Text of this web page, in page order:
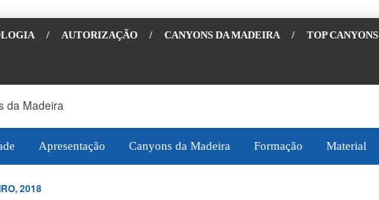
/ AUTORIZAÇÃO / CANYONS DA MADEIRA / TOP CANYONS
Apresentação Canyons da Madeira Formação Material
2018